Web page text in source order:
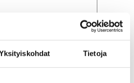
Tietoja